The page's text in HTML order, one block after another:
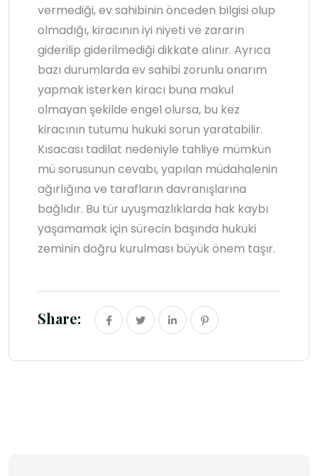
vermediği, ev sahibinin önceden bilgisi olup
olmadığı, kiracının iyi niyeti ve zararın
giderilip giderilmediği dikkate alınır. Ayrıca
bazı durumlarda ev sahibi zorunlu onarım
yapmak isterken kiracı buna makul
olmayan şekilde engel olursa, bu kez
kiracının tutumu hukuki sorun yaratabilir.
Kısacası tadilat nedeniyle tahliye mümkün
mü sorusunun cevabı, yapılan müdahalenin
ağırlığına ve tarafların davranışlarına
bağlıdır. Bu tür uyuşmazlıklarda hak kaybı
yaşamamak için sürecin başında hukuki
zeminin doğru kurulması büyük önem taşır.
Share: